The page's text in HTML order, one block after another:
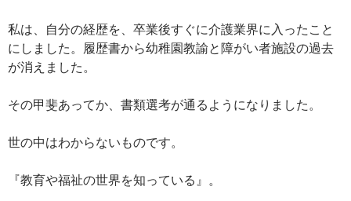
私は、自分の経歴を、卒業後すぐに介護業界に入ったこと
にしました。履歴書から幼稚園教諭と障がい者施設の過去
が消えました。
その甲斐あってか、書類選考が通るようになりました。
世の中はわからないものです。
『教育や福祉の世界を知っている』。